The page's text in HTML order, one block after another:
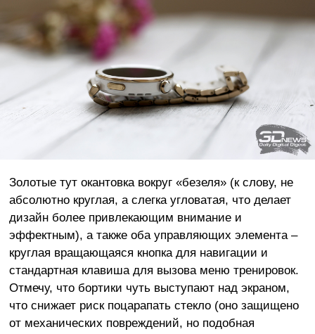
Золотые тут окантовка вокруг «безеля» (к слову, не
абсолютно круглая, а слегка угловатая, что делает
дизайн более привлекающим внимание и
эффектным), а также оба управляющих элемента –
круглая вращающаяся кнопка для навигации и
стандартная клавиша для вызова меню тренировок.
Отмечу, что бортики чуть выступают над экраном,
что снижает риск поцарапать стекло (оно защищено
от механических повреждений, но подобная